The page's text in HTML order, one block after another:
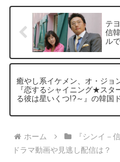
テ
信
ル
癒やし系イケメン、オ・ジョ
『恋するシャイニング★スタ
る彼は星いくつ!?～』の韓国
配信情報まとめ
ホーム
『シンイ－
ドラマ動画や見逃し配信は？